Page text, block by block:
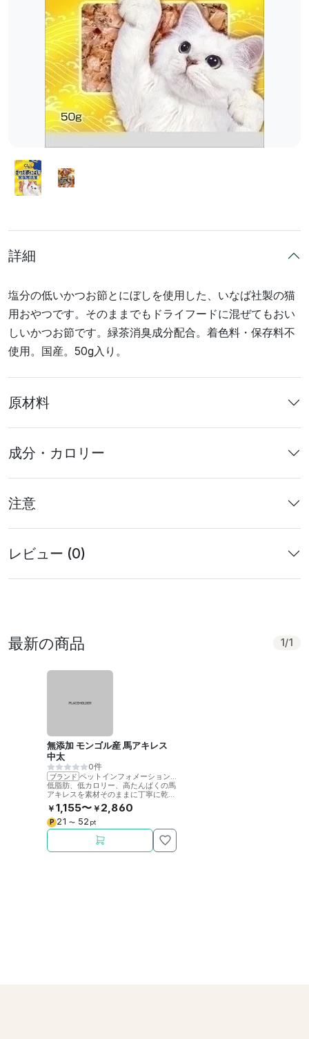
詳細
塩分の低いかつお節とにぼしを使用した、いなば社製の猫
用おやつです。そのままでもドライフードに混ぜてもおい
しいかつお節です。緑茶消臭成分配合。着色料・保存料不
使用。国産。50g入り。
原材料
成分・カロリー
注意
レビュー (0)
最新の商品 1 /1
無添加 モンゴル産 馬アキレス
中太
0件
ブランド
低脂肪、低カロリー、高たんぱくの馬
アキレスを素材そのままに丁寧に乾燥
させました。噛むことで歯の健康をサ
ポート。
￥ 1,155〜 ￥ 2,860
P 21 〜 52 pt